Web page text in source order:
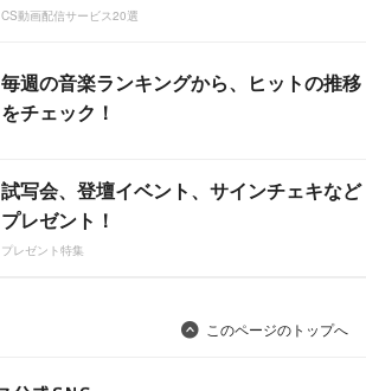
CS動画配信サービス20選
毎週の音楽ランキングから、ヒットの推移
をチェック！
試写会、登壇イベント、サインチェキなど
プレゼント！
プレゼント特集
このページのトップへ